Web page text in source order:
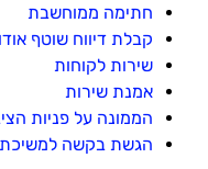
חתימה ממוחשבת
קבלת דיווח שוטף
שירות לקוחות
אמנת שירות
הממונה על פניות
הגשת בקשה